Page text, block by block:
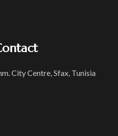
City Centre, Sfax, Tunisia